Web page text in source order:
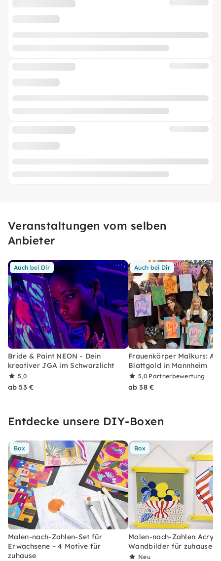
Veranstaltungen vom selben
Anbieter
Auch bei Dir
Bride & Paint NEON - Dein
kreativer JGA im Schwarzlicht
5,0
ab 53 €
Auch bei Dir
Frauenkörper Malkurs:
Blattgold in Mannheim
5,0 Partnerbewertung
ab 38 €
Entdecke unsere DIY-Boxen
Box
Malen-nach-Zahlen-Set für
Erwachsene – 4 Motive für
zuhause
Box
Malen-nach-Zahlen Acryl-
Wandbilder für zuhause
Neu